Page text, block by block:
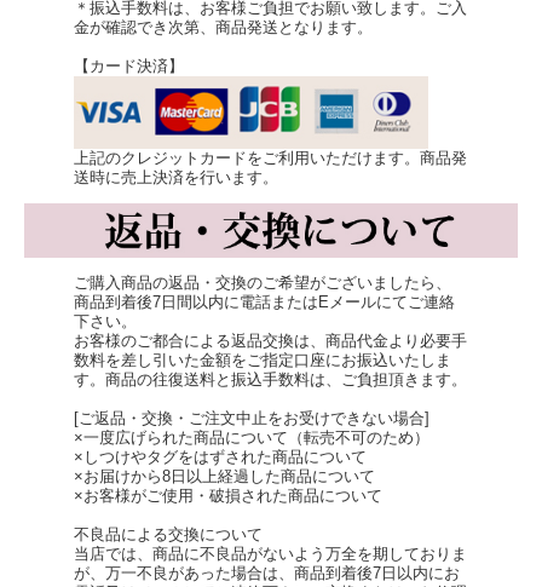
食卓の上の汚れや水気をさっと拭取ってくれます。
綿素材の蚊帳生地ふきんは、ふんわりと手に馴染み、
＊振込手数料は、お客様ご負担でお願い致します。ご入
金が確認でき次第、商品発送となります。
【カード決済】
上記のクレジットカードをご利用いただけます。商品発
送時に売上決済を行います。
ご購入商品の返品・交換のご希望がございましたら、
商品到着後7日間以内に電話またはEメールにてご連絡
下さい。
お客様のご都合による返品交換は、商品代金より必要手
数料を差し引いた金額をご指定口座にお振込いたしま
す。商品の往復送料と振込手数料は、ご負担頂きます。
[ご返品・交換・ご注文中止をお受けできない場合]
×一度広げられた商品について（転売不可のため）
×しつけやタグをはずされた商品について
×お届けから8日以上経過した商品について
×お客様がご使用・破損された商品について
不良品による交換について
当店では、商品に不良品がないよう万全を期しておりま
が、万一不良があった場合は、商品到着後7日以内にお